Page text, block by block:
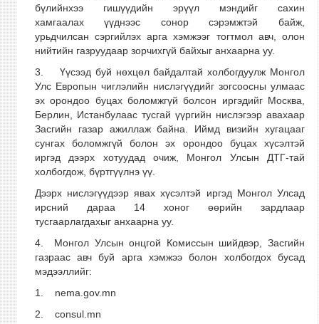
бүлийнхээ гишүүдийн эрүүл мэндийг сахин
хамгаалах үүднээс сонор сэрэмжтэй байж,
урьдчилсан сэргийлэх арга хэмжээг тогтмол авч, олон
нийтийн газруудаар зорчихгүй байхыг анхаарна уу.
3. Үүсээд буй нөхцөл байдалтай холбогдуулж Монгол
Улс Европын чиглэлийн нислэгүүдийг зогсоосны улмаас
эх орондоо буцах боломжгүй болсон иргэдийг Москва,
Берлин, Истанбулаас тусгай үүргийн нислэгээр авахаар
Засгийн газар ажиллаж байна. Иймд визийн хугацааг
сунгах боломжгүй болон эх орондоо буцах хүсэлтэй
иргэд дээрх хотуудад очиж, Монгол Улсын ДТГ-тай
холбогдож, бүртгүүлнэ үү.
Дээрх нислэгүүдээр явах хүсэлтэй иргэд Монгол Улсад
ирсний дараа 14 хоног өөрийн зардлаар
тусгаарлагдахыг анхаарна уу.
4. Монгол Улсын онцгой Комиссын шийдвэр, Засгийн
газраас авч буй арга хэмжээ болон холбогдох бусад
мэдээллийг:
1. nema.gov.mn
2. consul.mn